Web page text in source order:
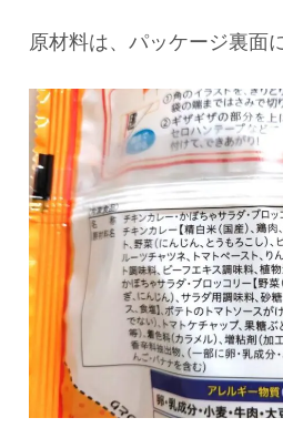
原材料は、パッケージ裏面